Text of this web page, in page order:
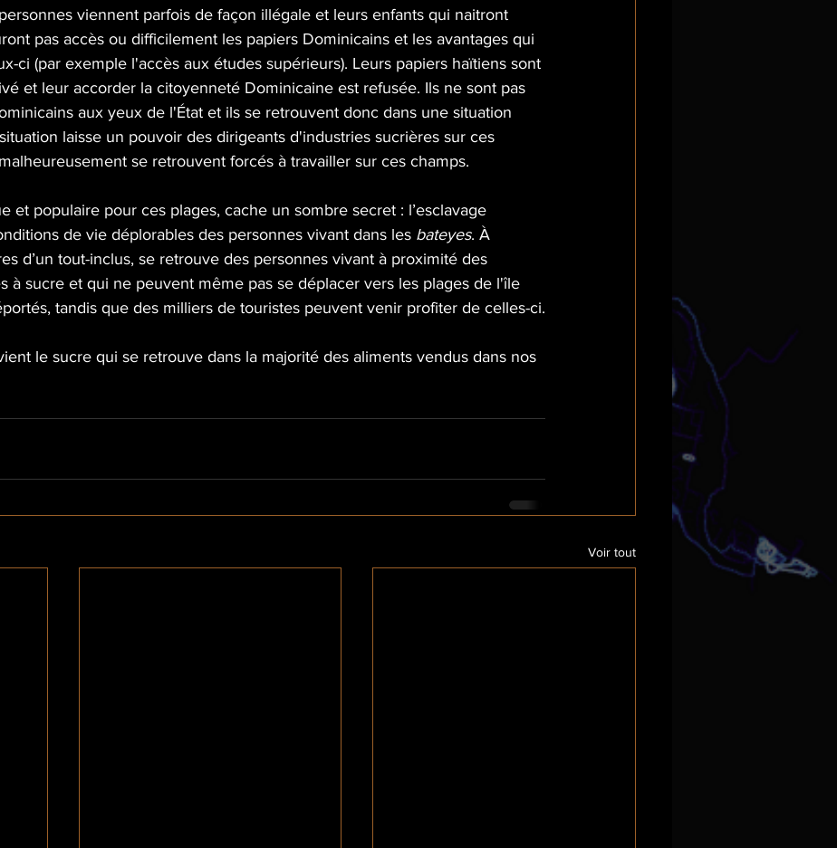
viennent parfois de façon illégale et leurs enfants qui naitront
pas accès ou difficilement les papiers Dominicains et les avantages qui
ci (par exemple l'accès aux études supérieurs). Leurs papiers haïtiens sont
et leur accorder la citoyenneté Dominicaine est refusée. Ils ne sont pas
aux yeux de l'État et ils se retrouvent donc dans une situation
laisse un pouvoir des dirigeants d'industries sucrières sur ces
se retrouvent forcés à travailler sur ces champs.
et populaire pour ces plages, cache un sombre secret : l’esclavage
de vie déplorables des personnes vivant dans les bateyes. À
d’un tout-inclus, se retrouve des personnes vivant à proximité des
à sucre et qui ne peuvent même pas se déplacer vers les plages de l'île
tandis que des milliers de touristes peuvent venir profiter de celles-ci.
le sucre qui se retrouve dans la majorité des aliments vendus dans nos
Voir tout